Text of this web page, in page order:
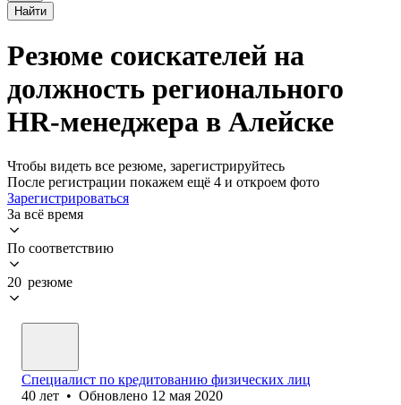
Найти
Резюме соискателей на
должность регионального
HR-менеджера в Алейске
Чтобы видеть все резюме, зарегистрируйтесь
После регистрации покажем ещё 4 и откроем фото
Зарегистрироваться
За всё время
По соответствию
20 резюме
Специалист по кредитованию физических лиц
40 лет • Обновлено 12 мая 2020